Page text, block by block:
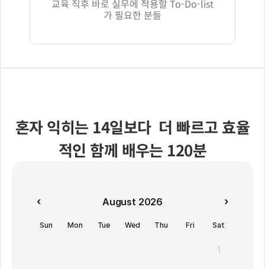
교육 직후 바로 실무에 적용할 To-Do-list
가 필요한 분들
혼자 익히는 14일보다  더 빠르고 효율
적인 함께 배우는 120분
‹ August 2026 ›
Sun Mon Tue Wed Thu Fri Sat
1